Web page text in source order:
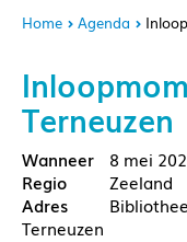
Home Agenda
Terneuzen
8 mei
Zeeland
Terneuzen